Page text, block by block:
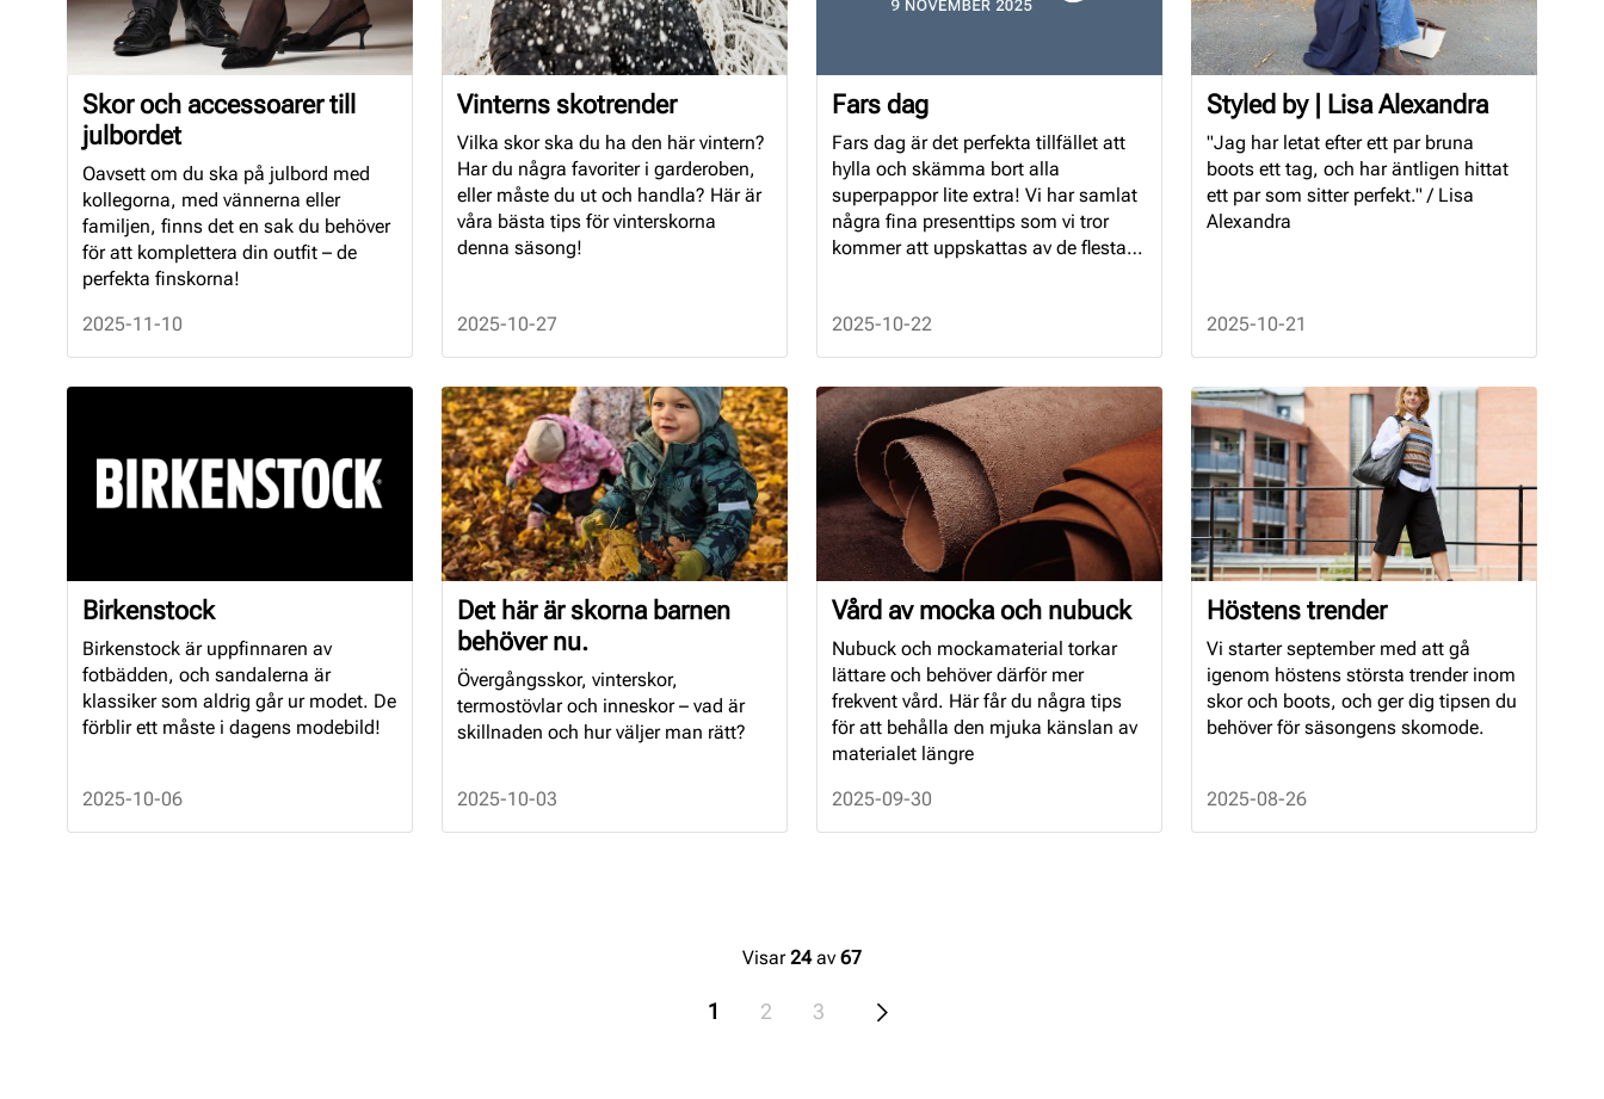
Skor och accessoarer till
julbordet
Oavsett om du ska på julbord med
kollegorna, med vännerna eller
familjen, finns det en sak du behöver
för att komplettera din outfit – de
perfekta finskorna!
2025-11-10
Vinterns skotrender
Vilka skor ska du ha den här vintern?
Har du några favoriter i garderoben,
eller måste du ut och handla? Här är
våra bästa tips för vinterskorna
denna säsong!
2025-10-27
Fars dag
Fars dag är det perfekta tillfället att
hylla och skämma bort alla
superpappor lite extra! Vi har samlat
några fina presenttips som vi tror
kommer att uppskattas av de flesta
2025-10-22
Styled by | Lisa Alexandra
"Jag har letat efter ett par bruna
boots ett tag, och har äntligen hittat
ett par som sitter perfekt." / Lisa
Alexandra
2025-10-21
Birkenstock
Birkenstock är uppfinnaren av
fotbädden, och sandalerna är
klassiker som aldrig går ur modet. De
förblir ett måste i dagens modebild!
2025-10-06
Det här är skorna barnen
behöver nu.
Övergångsskor, vinterskor,
termostövlar och inneskor – vad är
skillnaden och hur väljer man rätt?
2025-10-03
Vård av mocka och nubuck
Nubuck och mockamaterial torkar
lättare och behöver därför mer
frekvent vård. Här får du några tips
för att behålla den mjuka känslan av
materialet längre
2025-09-30
Höstens trender
Vi starter september med att gå
igenom höstens största trender inom
skor och boots, och ger dig tipsen du
behöver för säsongens skomode.
2025-08-26
Visar24av 67
1 2 3